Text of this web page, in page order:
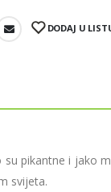
DODAJ U
su pikantne i jako
svijeta.